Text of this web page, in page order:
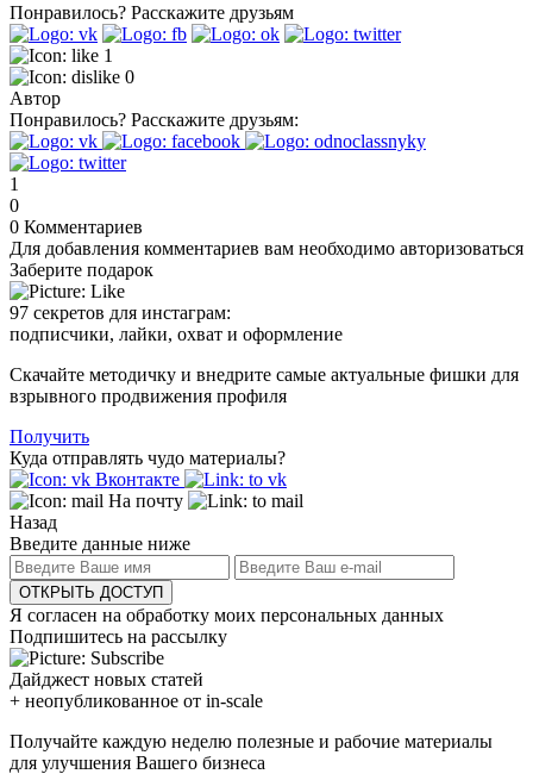
Понравилось? Расскажите друзьям
1
0
Автор
Понравилось? Расскажите друзьям:
1
0
0 Комментариев
Для добавления комментариев вам необходимо авторизоваться
Заберите подарок
97 секретов для инстаграм:
подписчики, лайки, охват и оформление
Скачайте методичку и внедрите самые актуальные фишки для
взрывного продвижения профиля
Получить
Куда отправлять чудо материалы?
Вконтакте
На почту
Назад
Введите данные ниже
ОТКРЫТЬ ДОСТУП
Я согласен на обработку моих персональных данных
Подпишитесь на рассылку
Дайджест новых статей
+ неопубликованное от in-scale
Получайте каждую неделю полезные и рабочие материалы
для улучшения Вашего бизнеса